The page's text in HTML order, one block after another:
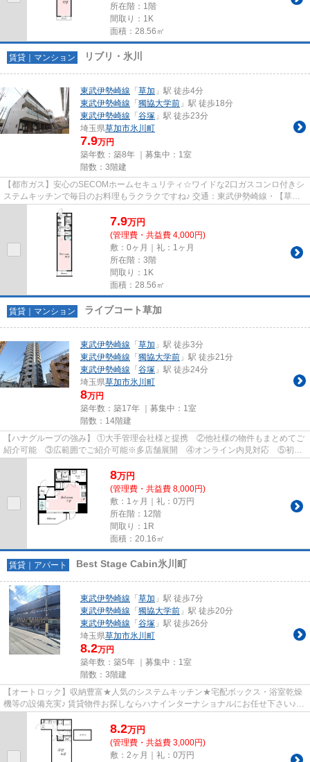
所在階：1階
間取り：1K
面積：28.56㎡
賃貸｜マンション リブリ・氷川
東武伊勢崎線 「 草加 」駅 徒歩4分
東武伊勢崎線 「 獨協大学前 」駅 徒歩18分
東武伊勢崎線 「 谷塚 」駅 徒歩23分
埼玉県草加市氷川町
7.9万円
築年数：築8年 ｜募集中： 1室
階数：3階建
【都市ガス】安心のSECOMホームセキュリティ☆ワイドな2口ガスコンロ付きシ
ステムキッチンで毎日のお料理もラクラクですね♪ 交通：東武伊勢崎線・【草加
駅】徒歩4分 所在地：草加市 氷...
7.9万円
(管理費・共益費 4,000円)
敷：0ヶ月｜礼：1ヶ月
所在階：3階
間取り：1K
面積：28.56㎡
賃貸｜マンション ライブコート草加
東武伊勢崎線 「 草加 」駅 徒歩3分
東武伊勢崎線 「 獨協大学前 」駅 徒歩21分
東武伊勢崎線 「 谷塚 」駅 徒歩24分
埼玉県草加市氷川町
8万円
築年数：築17年 ｜募集中： 1室
階数：14階建
【ハナグループの強み】 ①大手管理会社様と提携 ②他社様の物件もまとめてご
紹介可能 ③広範囲でご紹介可能※多店舗展開 ④オンライン内見対応 ⑤初期
8万円
(管理費・共益費 8,000円)
敷：1ヶ月｜礼：0万円
所在階：12階
間取り：1R
面積：20.16㎡
賃貸｜アパート Best Stage Cabin氷川町
東武伊勢崎線 「 草加 」駅 徒歩7分
東武伊勢崎線 「 獨協大学前 」駅 徒歩20分
東武伊勢崎線 「 谷塚 」駅 徒歩26分
埼玉県草加市氷川町
8.2万円
築年数：築5年 ｜募集中： 1室
階数：3階建
【オートロック】収納豊富★人気のシステムキッチン★宅配ボックス・浴室乾燥
機等の設備充実♪ 賃貸物件お探しならハナインターナショナルにお任せ下さい♪東
8.2万円
(管理費・共益費 3,000円)
敷：2ヶ月｜礼：0万円